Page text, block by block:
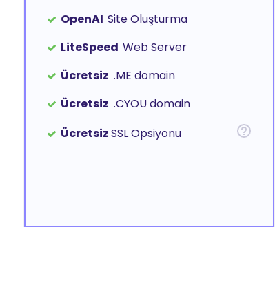
OpenAI Site Oluşturma
LiteSpeed Web Server
Ücretsiz .ME domain
Ücretsiz .CYOU domain
ÜcretsizSSL Opsiyonu